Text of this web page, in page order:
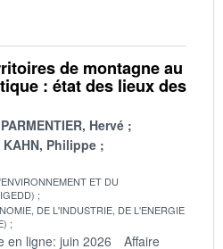
de montagne au
: état des lieux des
PARMENTIER, Hervé
KAHN, Philippe
ET DU
DE L'INDUSTRIE, DE L'ENERGIE
en ligne: juin 2026
Affaire